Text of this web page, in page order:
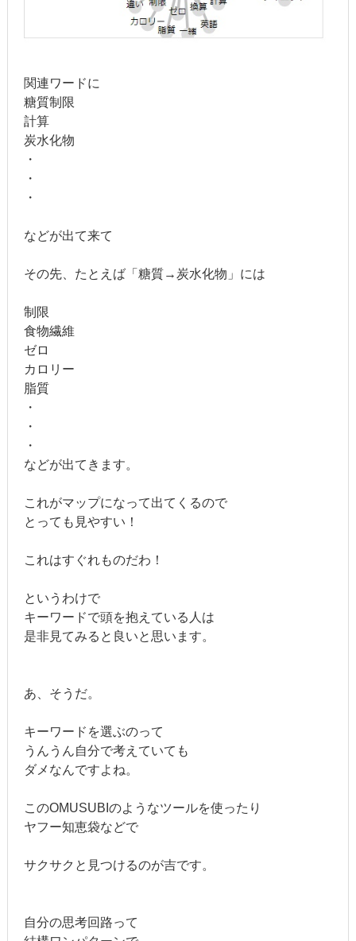
関連ワードに
糖質制限
計算
炭水化物
・
・
・
などが出て来て
その先、たとえば「糖質→炭水化物」には
制限
食物繊維
ゼロ
カロリー
脂質
・
・
・
などが出てきます。
これがマップになって出てくるので
とっても見やすい！
これはすぐれものだわ！
というわけで
キーワードで頭を抱えている人は
是非見てみると良いと思います。
あ、そうだ。
キーワードを選ぶのって
うんうん自分で考えていても
ダメなんですよね。
このOMUSUBIのようなツールを使ったり
ヤフー知恵袋などで
サクサクと見つけるのが吉です。
自分の思考回路って